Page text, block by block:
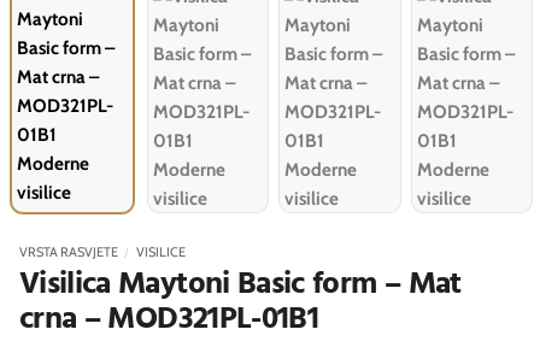
VRSTA RASVJETE / VISILICE
Visilica Maytoni Basic form – Mat
crna – MOD321PL-01B1